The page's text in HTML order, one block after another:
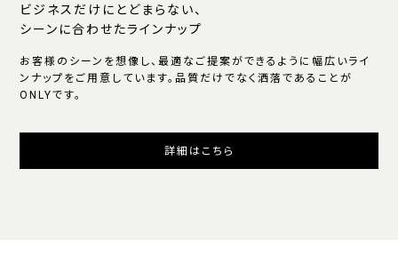
ビジネスだけにとどまらない、
シーンに合わせたラインナップ
お客様のシーンを想像し、最適なご提案ができるように幅広いライ
ンナップをご用意しています。品質だけでなく洒落であることが
ONLYです。
詳細はこちら